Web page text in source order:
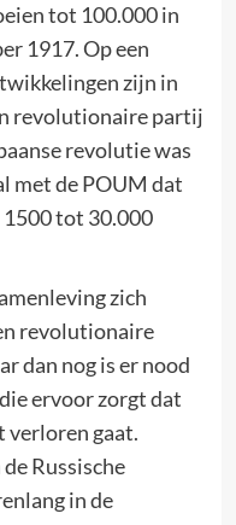
tot 100.000 in
1917. Op een
zijn in
revolutionaire partij
revolutie was
met de POUM dat
1500 tot 30.000
zich
revolutionaire
dan nog is er nood
ervoor zorgt dat
verloren gaat.
Russische
in de